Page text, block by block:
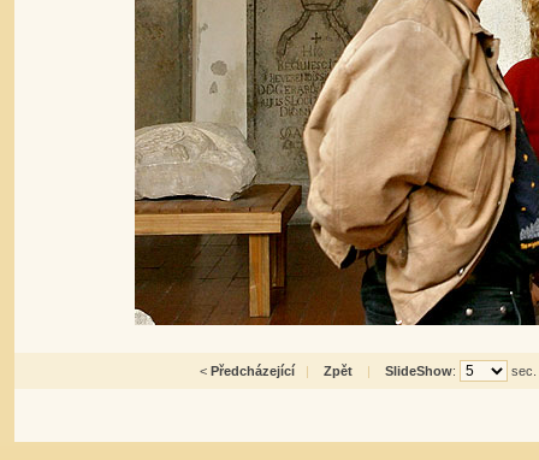
< Předcházející | Zpět | SlideShow: sec.